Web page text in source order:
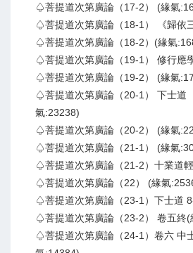
♤菩提道次第廣論（17-2） (緣氣
♤菩提道次第廣論（18-1） 《歸依
♤菩提道次第廣論（18-2）(緣氣
♤菩提道次第廣論（19-1） 修行應
♤菩提道次第廣論（19-2） (緣氣
♤菩提道次第廣論（20-1） 下士道
氣:23238)
♤菩提道次第廣論（20-2） (緣氣
♤菩提道次第廣論（21-1） (緣氣
♤菩提道次第廣論（21-2）十業道
♤菩提道次第廣論（22） (緣氣
♤菩提道次第廣論（23-1）下士道
♤菩提道次第廣論（23-2） 卷五終(
♤菩提道次第廣論（24-1）卷六 中